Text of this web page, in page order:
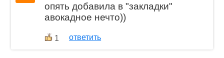
опять добавила в "закладки"
авокадное нечто))
1 ответить